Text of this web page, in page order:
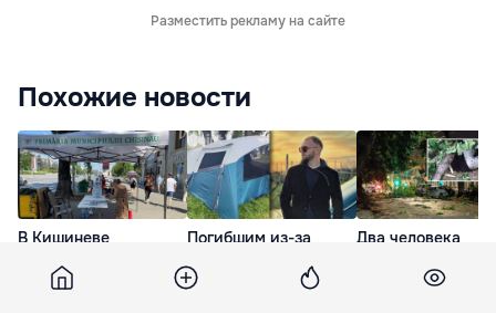
Разместить рекламу на сайте
Похожие новости
В Кишиневе
первой помощи для
Погибшим из-за
оказался режиссер
Два человека
вчерашней